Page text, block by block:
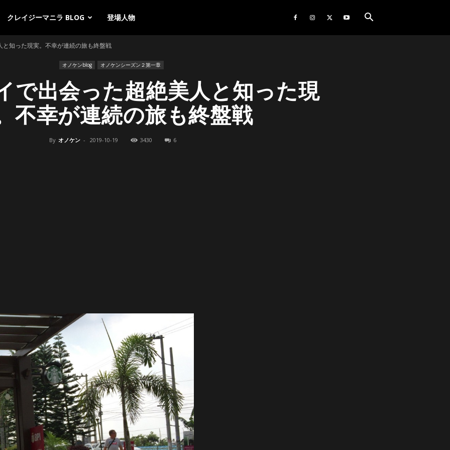
クレイジーマニラ BLOG 登場人物
知った現実。不幸が連続の旅も終盤戦
オノケンblog オノケンシーズン２第一章
で出会った超絶美人と知った現
不幸が連続の旅も終盤戦
By オノケン - 2019-10-19 3430 6